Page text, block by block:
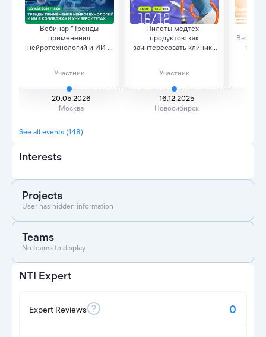
Вебинар "Тренды
применения
нейротехнологий и ИИ в
Участник
20.05.2026
Москва
Пилоты медтех-
продуктов: как
заинтересовать клинику
Участник
16.12.2025
Новосибирск
See all events (148)
Interests
Projects
User has hidden information
Teams
No teams to display
NTI Expert
Expert Reviews 0